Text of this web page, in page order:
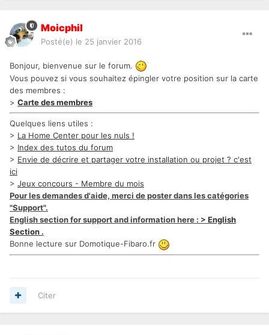
Moicphil
Posté(e) le 25 janvier 2016
Bonjour, bienvenue sur le forum.
Vous pouvez si vous souhaitez épingler votre position sur la carte
des membres :
> Carte des membres
Quelques liens utiles :
> La Home Center pour les nuls !
> Index des tutos du forum
> Envie de décrire et partager votre installation ou projet ? c'est
ici
> Jeux concours - Membre du mois
Pour les demandes d'aide, merci de poster dans les catégories
"Support".
English section for support and information here : > English
Section .
Bonne lecture sur Domotique-Fibaro.fr
Citer